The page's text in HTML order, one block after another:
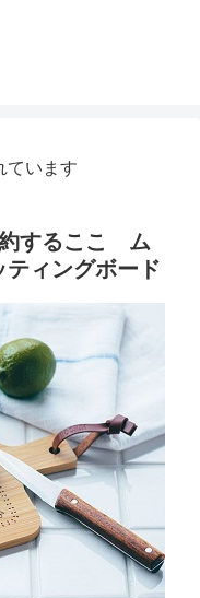
ています
するここ ム
ィングボード